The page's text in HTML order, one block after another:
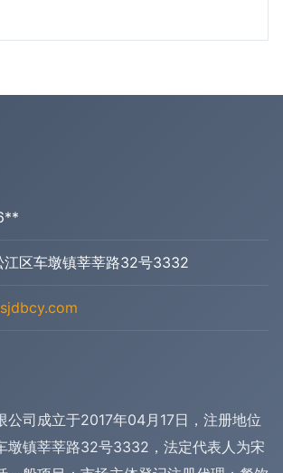
江区车墩镇莘莘路32号3332
公司成立于2017年04月17日，注册地位
墩镇莘莘路32号3332，法定代表人为宋